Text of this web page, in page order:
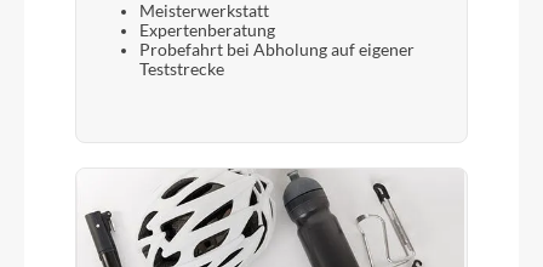
Meisterwerkstatt
Expertenberatung
Probefahrt bei Abholung auf eigener
Teststrecke